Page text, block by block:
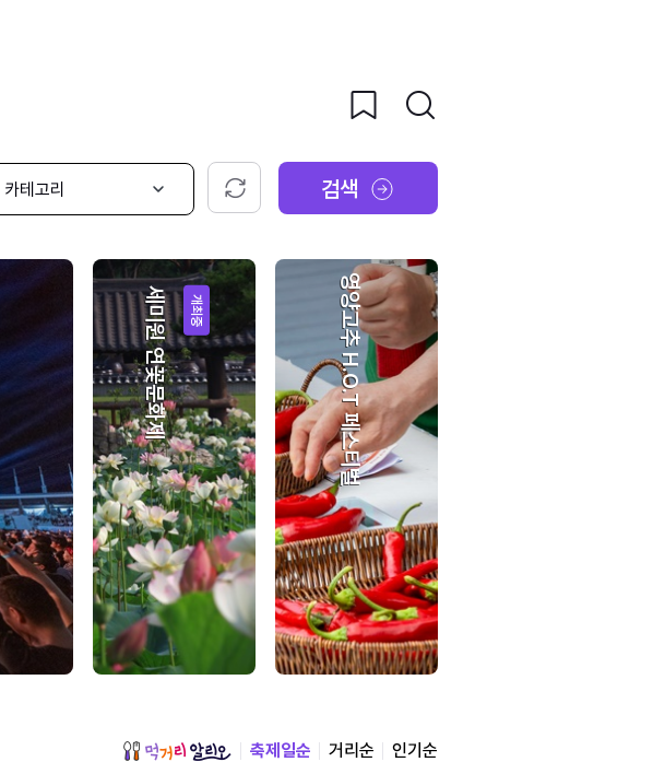
초기화 검색
개최중
세미원 연꽃문화제 영양고추 H.O.T 페스티벌
축제일순 거리순 인기순